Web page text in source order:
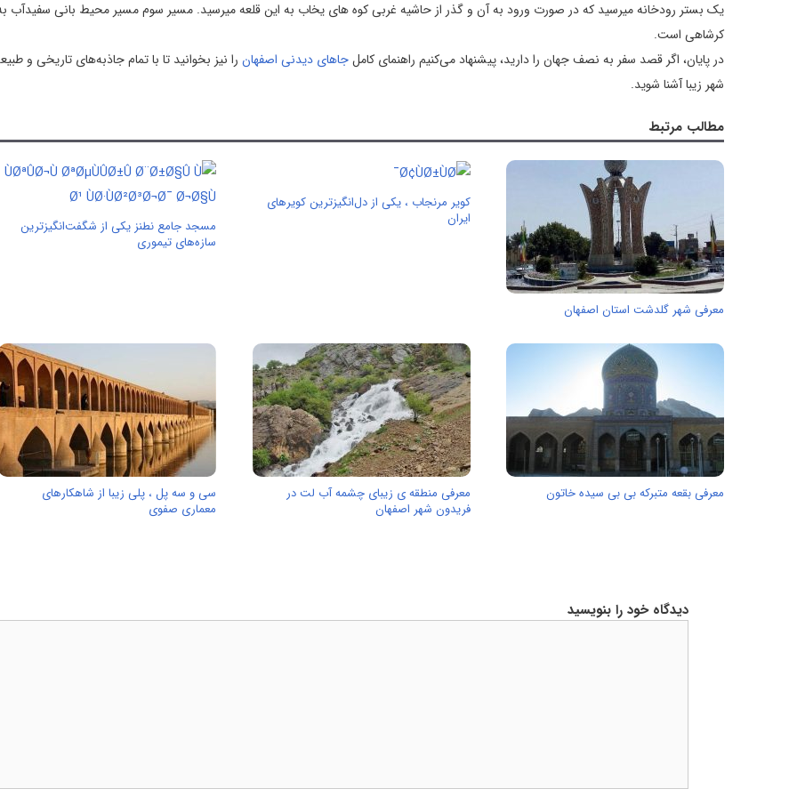
یک بستر رودخانه میرسید که در صورت ورود به آن و گذر از حاشیه غربی کوه های یخاب به این قلعه میرسید. مسیر سوم مسیر محیط بانی سفیدآب
کرشاهی است.
در پایان، اگر قصد سفر به نصف جهان را دارید، پیشنهاد می‌کنیم راهنمای کاملجاهای دیدنی اصفهان را نیز بخوانید تا با تمام جاذبه‌های تاریخی و
شهر زیبا آشنا شوید.
مطالب مرتبط
معرفی شهر گلدشت استان اصفهان
کویر مرنجاب ، یکی از دل‌انگیزترین کویرهای
ایران
مسجد جامع نطنز یکی از شگفت‌انگیزترین
سازه‌های تیموری
معرفی بقعه متبرکه بی بی سیده خاتون
معرفی منطقه ی زیبای چشمه آب لت در
فریدون شهر اصفهان
سی و سه پل ، پلی زیبا از شاهکارهای
معماری صفوی
دیدگاه خود را بنویسید